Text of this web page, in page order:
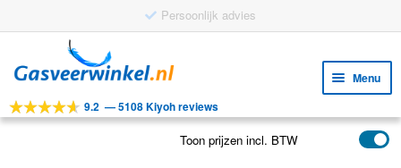
Persoonlijk advies
door
navigatie
naar
inhoud
Menu
Tools 9.2 —5108 Kiyoh reviews
Toon prijzen incl. BTW